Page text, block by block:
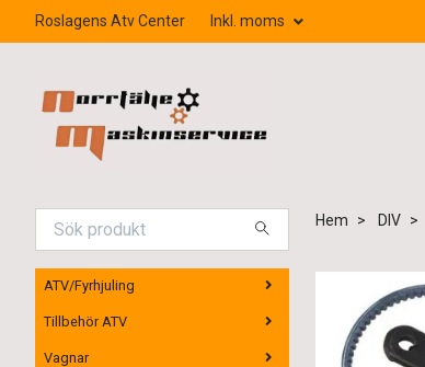
Roslagens Atv Center Inkl. moms
ATV/Fyrhjuling
Tillbehör ATV
Vagnar
Hem DIV